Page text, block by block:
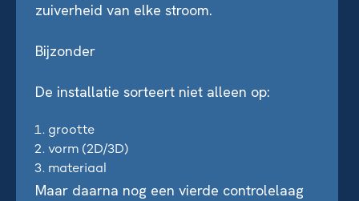
zuiverheid van elke stroom.
Bijzonder
De installatie sorteert niet alleen op:
grootte
vorm (2D/3D)
materiaal
Maar daarna nog een vierde controlelaag